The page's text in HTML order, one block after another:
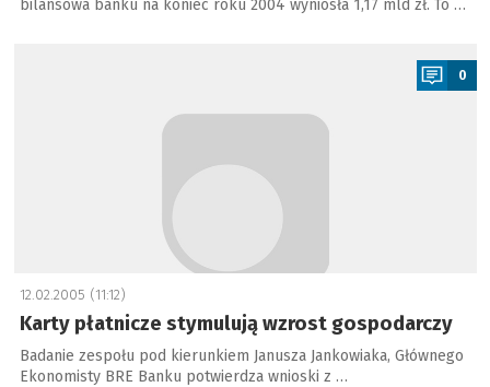
bilansowa banku na koniec roku 2004 wyniosła 1,17 mld zł. To …
0
12.02.2005 (11:12)
Karty płatnicze stymulują wzrost gospodarczy
Badanie zespołu pod kierunkiem Janusza Jankowiaka, Głównego
Ekonomisty BRE Banku potwierdza wnioski z …